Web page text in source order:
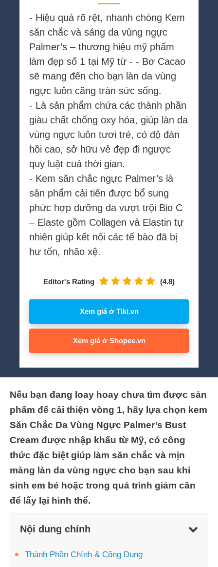
- Hiệu quả rõ rệt, nhanh chóng Kem
săn chắc và sáng da vùng ngực
Palmer’s – thương hiệu mỹ phẩm
làm đẹp số 1 tại Mỹ từ - - Bơ Cacao
sẽ mang đến cho bạn làn da vùng
ngực luôn căng tràn sức sống.
- Là sản phẩm chứa các thành phần
giàu chất chống oxy hóa, giúp làn da
vùng ngực luôn tươi trẻ, có độ đàn
hồi cao, sở hữu vẻ đẹp đi ngược
quy luật cuả thời gian.
- Kem săn chắc ngực Palmer’s là
sản phẩm cải tiến được bổ sung
phức hợp dưỡng da vượt trội Bio C
– Elaste gồm Collagen và Elastin tự
nhiên giúp kết nối các tế bào đã bị
hư tổn, nhão xệ.
Editor's Rating (4.8)
Xem giá ở Tiki.vn
Xem giá ở Shopee.vn
Nếu bạn đang loay hoay chưa tìm được sản
phẩm để cải thiện vòng 1, hãy lựa chọn kem
Săn Chắc Da Vùng Ngực Palmer’s Bust
Cream được nhập khẩu từ Mỹ, có công
thức đặc biệt giúp làm săn chắc và mịn
màng làn da vùng ngực cho bạn sau khi
sinh em bé hoặc trong quá trình giảm cân
để lấy lại hình thể.
Nội dung chính
Thành Phần Chính & Công Dụng